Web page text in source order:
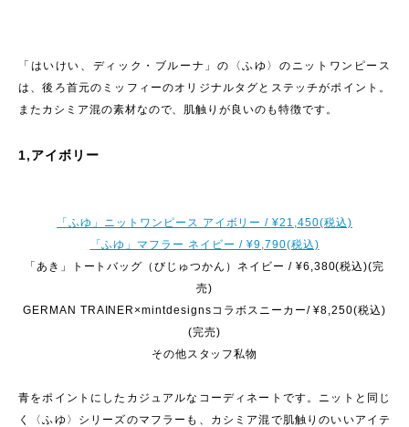
「はいけい、ディック・ブルーナ」の〈ふゆ〉のニットワンピース
は、後ろ首元のミッフィーのオリジナルタグとステッチがポイント。
またカシミア混の素材なので、肌触りが良いのも特徴です。
1,アイボリー
「ふゆ」ニットワンピース アイボリー / ¥21,450(税込)
「ふゆ」マフラー ネイビー / ¥9,790(税込)
「あき」トートバッグ（びじゅつかん）ネイビー / ¥6,380(税込)(完
売)
GERMAN TRAINER×mintdesignsコラボスニーカー/ ¥8,250(税込)
(完売)
その他スタッフ私物
青をポイントにしたカジュアルなコーディネートです。ニットと同じ
く〈ふゆ〉シリーズのマフラーも、カシミア混で肌触りのいいアイテ